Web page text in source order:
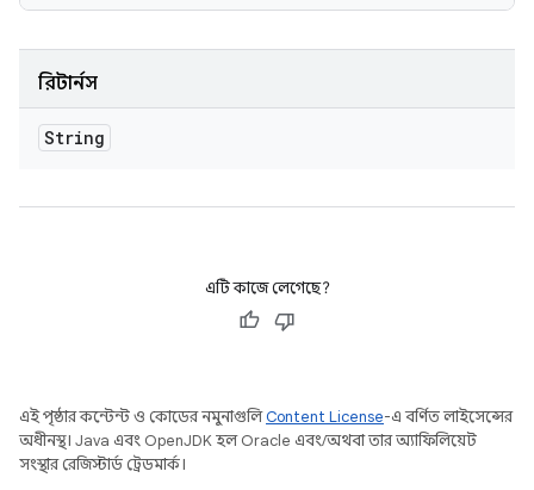
রিটার্নস
String
এটি কাজে লেগেছে?
এই পৃষ্ঠার কন্টেন্ট ও কোডের নমুনাগুলিContent License-এ বর্ণিত লাইসেন্সের
অধীনস্থ। Java এবং OpenJDK হল Oracle এবং/অথবা তার অ্যাফিলিয়েট
সংস্থার রেজিস্টার্ড ট্রেডমার্ক।